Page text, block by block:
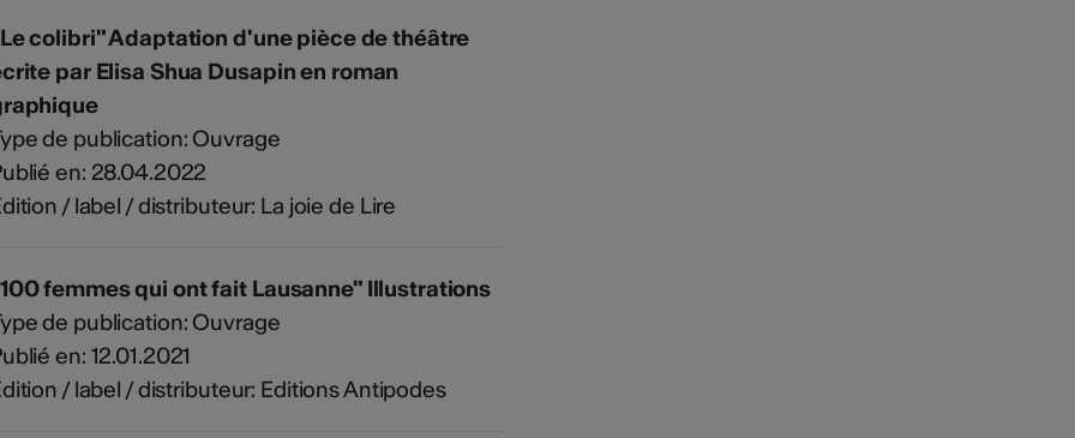
colibri" Adaptation d'une pièce de théâtre
par Elisa Shua Dusapin en roman
de publication: Ouvrage
en: 28.04.2022
/ label / distributeur: La joie de Lire
femmes qui ont fait Lausanne" Illustrations
de publication: Ouvrage
en: 12.01.2021
/ label / distributeur: Editions Antipodes